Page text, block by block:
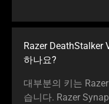
Razer DeathStalker
하나요?
대부분의 키는
습니다. Razer